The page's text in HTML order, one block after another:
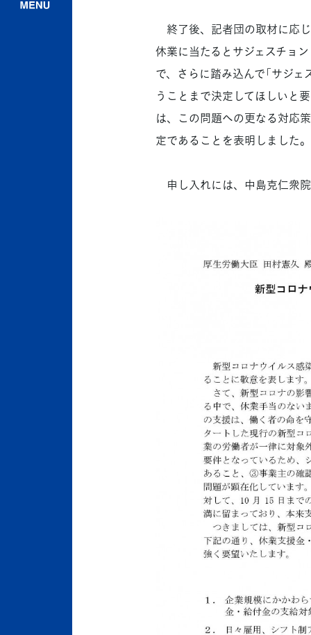
終了後、記者団の取材に応
休業に当たるとサジェスチョ
で、さらに踏み込んで「サジェ
うことまで決定してほしいと
は、この問題への更なる対応
定であることを表明しました。
申し入れには、中島克仁衆